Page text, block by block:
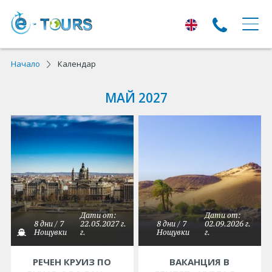
ЕКСКУРЗИИ
Екскурзии с тръгване от Варна
Екскурзии в Европа
Автобусни екскурзии
Самолетни екскурзии
ПОЧИВКИ
Почивки с тръгване от Варна
Лято 2026
Начало Календар
МАЙ 2027
8 дни / 7
Нощувки
Дати от:
22.05.2027 г.
г.
РЕЧЕН КРУИЗ ПО
8 дни / 7
Нощувки
Дати от:
02.09.2026 г.
г.
ВАКАНЦИЯ В